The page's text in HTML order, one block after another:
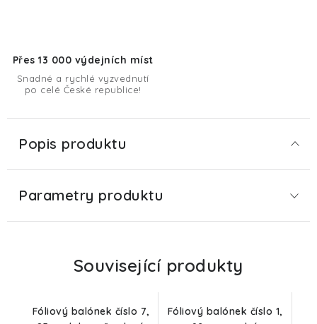
Přes 13 000 výdejních míst
Snadné a rychlé vyzvednutí
po celé České republice!
Popis produktu
Parametry produktu
Související produkty
Fóliový balónek číslo 7,
Fóliový balónek číslo 1,